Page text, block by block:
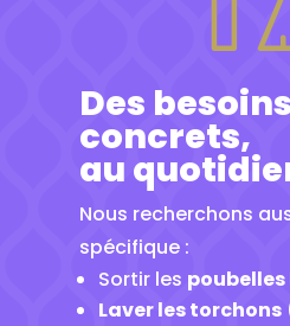
Des besoins
concrets,
au
Nous recherchons
spécifique :
Sortir les
Laver les torchons